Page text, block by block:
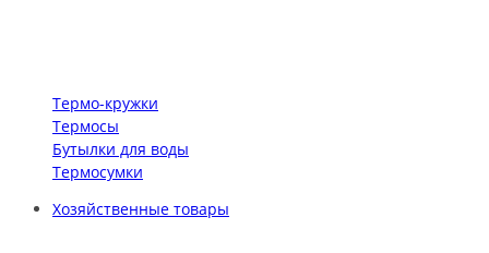
Термо-кружки
Термосы
Бутылки для воды
Термосумки
Хозяйственные товары